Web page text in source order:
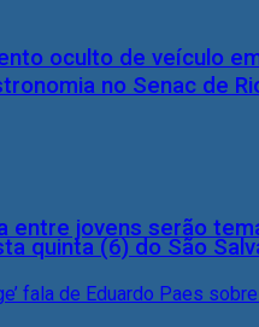
no Senac de
entre jovens serão
oculto de veículo
quinta (6) do São